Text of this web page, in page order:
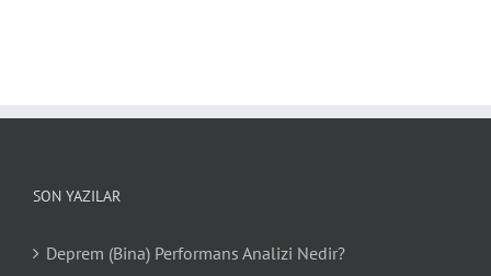
SON YAZILAR
Deprem (Bina) Performans Analizi Nedir?